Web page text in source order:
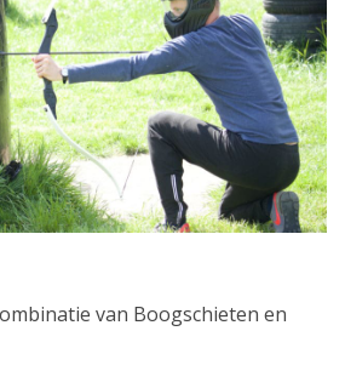
van Boogschieten en